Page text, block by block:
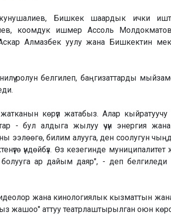
Бишкек шаардык ички
коомдук ишмер Ассоль
Алмазбек уулу жана Бишкектин
ролун белгилеп, баңгизаттарды
көрүп жатабыз. Алар кыйратуучу
- бул алдыга жылуу үчүн энергия жана
ээлөөгө, билим алууга, ден соолугун
үндөйбүз. Өз кезегинде
ар дайым даяр", - деп
жана кинологиялык кызматтын
жашоо" аттуу театрлаштырылган оюн